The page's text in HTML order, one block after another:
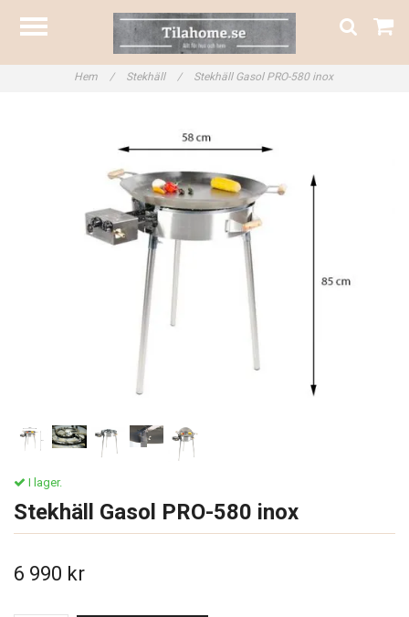
Hem / Stekhäll / Stekhäll Gasol PRO-580 inox
I lager.
Stekhäll Gasol PRO-580 inox
6 990 kr